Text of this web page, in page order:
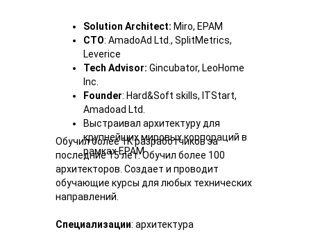
Специализации: архитектура
Solution Architect: Miro, EPAM
CTO: AmadoAd Ltd., SplitMetrics,
Leverice
Tech Advisor: Gincubator, LeoHome
Inc.
Founder: Hard&Soft skills, ITStart,
Amadoad Ltd.
Выстраивал архитектуру для
крупнейших мировых корпораций в
рамках EPAM
Обучил более 1K разработчиков за
последние 15 лет. Обучил более 100
архитекторов. Создает и проводит
обучающие курсы для любых технических
направлений.